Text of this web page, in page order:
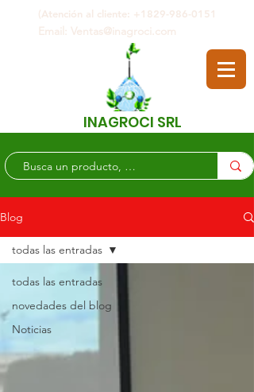
INAGROCI SRL
(Atención al cliente: +1829-986-0151
Email: Ventas@inagroci.com
Blog
todas las entradas
novedades del blog
Noticias
todas las entradas